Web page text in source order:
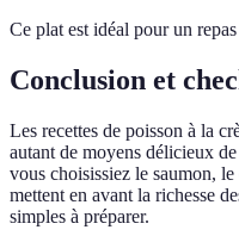
Ce plat est idéal pour un
Conclusion et
Les recettes de poisson à la
autant de moyens délicieux
vous choisissiez le saumon,
mettent en avant la richesse
simples à préparer.